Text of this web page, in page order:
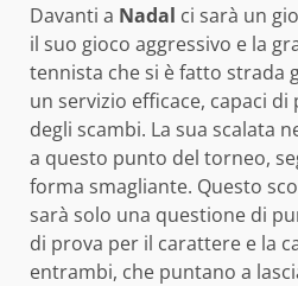
Davanti a Nadal ci sarà un
il suo gioco aggressivo e la
tennista che si è fatto strada
un servizio efficace, capaci
degli scambi. La sua scalata
a questo punto del torneo,
forma smagliante. Questo
sarà solo una questione di
di prova per il carattere e la
entrambi, che puntano a